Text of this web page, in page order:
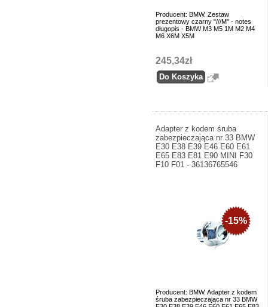
Producent: BMW. Zestaw
prezentowy czarny "///M" - notes
długopis - BMW M3 M5 1M M2 M4
M6 X6M X5M
245,34zł
Adapter z kodem śruba
zabezpieczająca nr 33 BMW
E30 E38 E39 E46 E60 E61
E65 E83 E81 E90 MINI F30
F10 F01 - 36136765546
Producent: BMW. Adapter z kodem
śruba zabezpieczająca nr 33 BMW
-15%